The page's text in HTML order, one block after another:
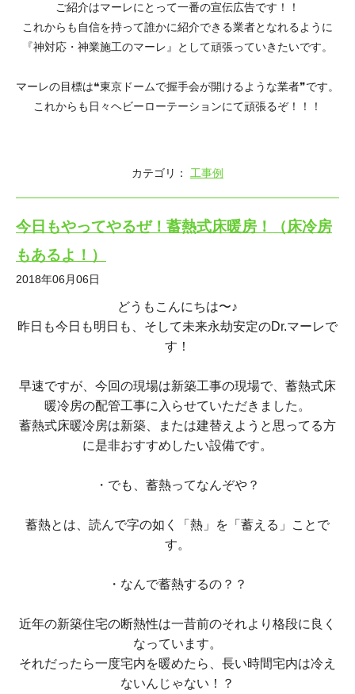
ご紹介はマーレにとって一番の宣伝広告です！！
これからも自信を持って誰かに紹介できる業者となれるように
『神対応・神業施工のマーレ』として頑張っていきたいです。
マーレの目標は❝東京ドームで握手会が開けるような業者❞です。
これからも日々ヘビーローテーションにて頑張るぞ！！！
カテゴリ： 工事例
今日もやってやるぜ！蓄熱式床暖房！（床冷房
もあるよ！）
2018年06月06日
どうもこんにちは〜♪
昨日も今日も明日も、そして未来永劫安定のDr.マーレで
す！
早速ですが、今回の現場は新築工事の現場で、蓄熱式床
暖冷房の配管工事に入らせていただきました。
蓄熱式床暖冷房は新築、または建替えようと思ってる方
に是非おすすめしたい設備です。
・でも、蓄熱ってなんぞや？
蓄熱とは、読んで字の如く「熱」を「蓄える」ことで
す。
・なんで蓄熱するの？？
近年の新築住宅の断熱性は一昔前のそれより格段に良く
なっています。
それだったら一度宅内を暖めたら、長い時間宅内は冷え
ないんじゃない！？